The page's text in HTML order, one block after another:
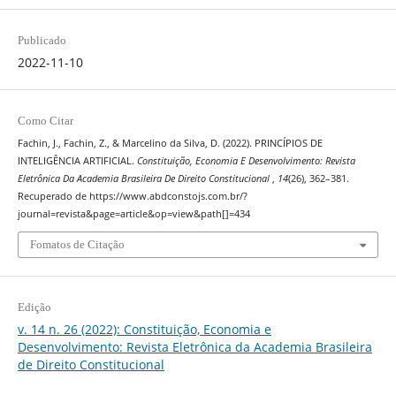
Publicado
2022-11-10
Como Citar
Fachin, J., Fachin, Z., & Marcelino da Silva, D. (2022). PRINCÍPIOS DE
INTELIGÊNCIA ARTIFICIAL. Constituição, Economia E Desenvolvimento: Revista
Eletrônica Da Academia Brasileira De Direito Constitucional , 14(26), 362–381.
Recuperado de https://www.abdconstojs.com.br/?
journal=revista&page=article&op=view&path[]=434
Fomatos de Citação
Edição
v. 14 n. 26 (2022): Constituição, Economia e
Desenvolvimento: Revista Eletrônica da Academia Brasileira
de Direito Constitucional